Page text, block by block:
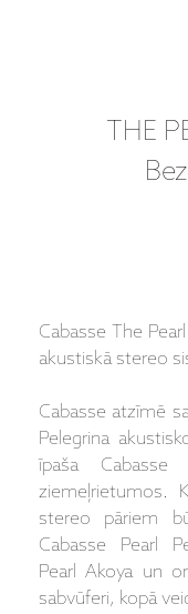
THE
Cabasse The
akustiskā stereo
Cabasse atzīmē
Pelegrina
īpaša Cabasse
ziemeļrietumos.
stereo pāriem
Cabasse Pearl
Pearl Akoya un
sabvūferi, kopā